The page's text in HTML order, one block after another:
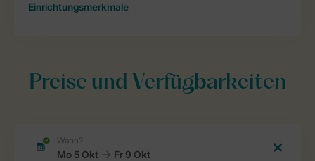
Einrichtungsmerkmale
Preise und Verfügbarkeiten